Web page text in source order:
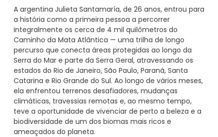
A argentina Julieta Santamaría, de 26 anos, entrou para
a história como a primeira pessoa a percorrer
integralmente os cerca de 4 mil quilômetros do
Caminho da Mata Atlântica — uma trilha de longo
percurso que conecta áreas protegidas ao longo da
Serra do Mar e parte da Serra Geral, atravessando os
estados do Rio de Janeiro, São Paulo, Paraná, Santa
Catarina e Rio Grande do Sul. Ao longo de vários meses,
ela enfrentou terrenos desafiadores, mudanças
climáticas, travessias remotas e, ao mesmo tempo,
teve a oportunidade de vivenciar de perto a beleza e a
biodiversidade de um dos biomas mais ricos e
ameaçados do planeta.